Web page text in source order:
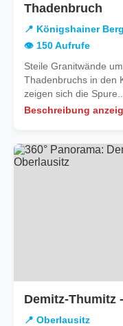
Thadenbruch
📍 Königshainer
👁️ 150 Aufrufe
Steile Granitwände
Thadenbruchs in den
zeigen sich die Spure...
Beschreibung
Demitz-Thumitz
📍 Oberlausitz